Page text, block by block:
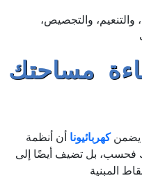
والتجصيص،
مساحتك
يضمنكهربائيونا أن أنظمة
فحسب، بل تضيف أيضًا إلى
المبنية